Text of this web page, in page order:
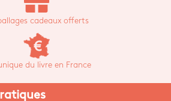
cadeaux offerts
du livre en France